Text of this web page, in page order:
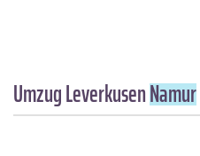
Umzug LeverkusenNamur